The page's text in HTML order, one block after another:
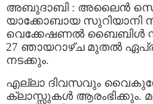
അബുദാബി : അലൈന്‍
യാക്കോബായ സുറിയാനി
വെക്കേഷണല്‍ ബൈബിള്‍
27 ഞായറാഴ്ച മുതല്‍
നടക്കും.
എല്ലാ ദിവസവും
ക്ലാസ്സുകള്‍ ആരംഭിക്കും.